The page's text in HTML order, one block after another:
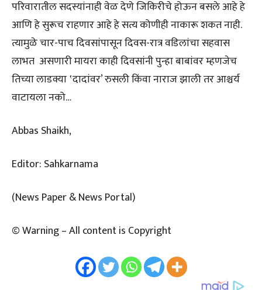
परिवारातील सदस्यांनाही वेळ देणे जिकिरीचे होऊन बसले आहे हे
आणि हे सुरूच राहणार आहे हे सत्य कोणीही नाकारू शकत नाही.
त्यामुळे चार-पाच दिवसांपासून दिवस-रात्र वडिलांचा सहवास
लाभत असणारी मायरा काही दिवसांनी पुन्हा बाबांवर म्हणजेच
तिच्या लाडक्या ‛दादांवर’ रुसली किंवा नाराज झाली तर आश्चर्य
वाटायला नको…
Abbas Shaikh,
Editor: Sahkarnama
(News Paper & News Portal)
© Warning – All content is Copyright